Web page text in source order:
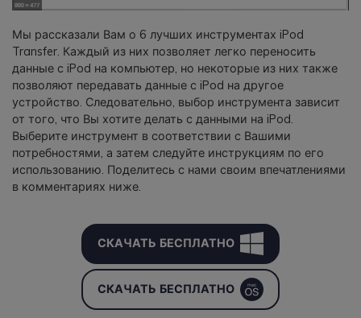
Мы рассказали Вам о 6 лучших инструментах iPod
Transfer. Каждый из них позволяет легко переносить
данные с iPod на компьютер, но некоторые из них также
позволяют передавать данные с iPod на другое
устройство. Следовательно, выбор инструмента зависит
от того, что Вы хотите делать с данными на iPod.
Выберите инструмент в соответствии с Вашими
потребностями, а затем следуйте инструкциям по его
использованию. Поделитесь с нами своим впечатлениями
в комментариях ниже.
СКАЧАТЬ БЕСПЛАТНО
СКАЧАТЬ БЕСПЛАТНО